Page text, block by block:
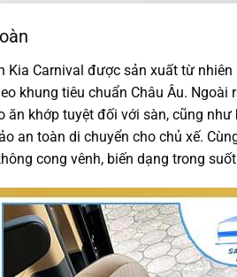
Kia Carnival được sản xuất từ
khung tiêu chuẩn Châu Âu.
ăn khớp tuyệt đối với sàn, cũng
an toàn di chuyển cho chủ xế.
cong vênh, biến dạng trong